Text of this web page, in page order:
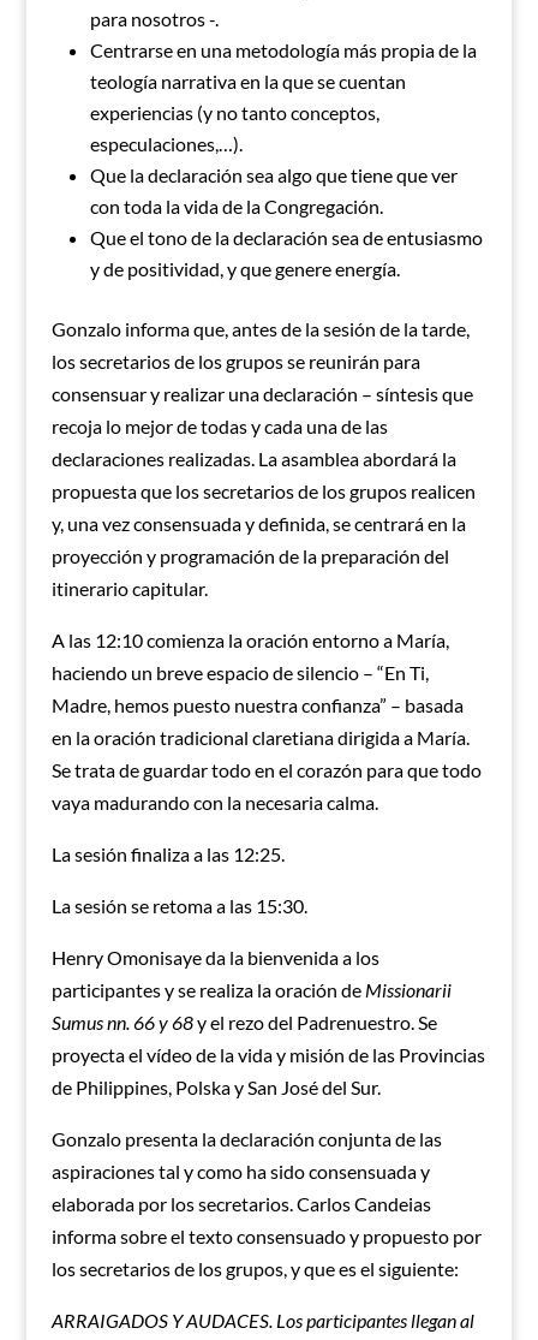
para nosotros -.
Centrarse en una metodología más propia de la
teología narrativa en la que se cuentan
experiencias (y no tanto conceptos,
especulaciones,…).
Que la declaración sea algo que tiene que ver
con toda la vida de la Congregación.
Que el tono de la declaración sea de entusiasmo
y de positividad, y que genere energía.
Gonzalo informa que, antes de la sesión de la tarde,
los secretarios de los grupos se reunirán para
consensuar y realizar una declaración – síntesis que
recoja lo mejor de todas y cada una de las
declaraciones realizadas. La asamblea abordará la
propuesta que los secretarios de los grupos realicen
y, una vez consensuada y definida, se centrará en la
proyección y programación de la preparación del
itinerario capitular.
A las 12:10 comienza la oración entorno a María,
haciendo un breve espacio de silencio – “En Ti,
Madre, hemos puesto nuestra confianza” – basada
en la oración tradicional claretiana dirigida a María.
Se trata de guardar todo en el corazón para que todo
vaya madurando con la necesaria calma.
La sesión finaliza a las 12:25.
La sesión se retoma a las 15:30.
Henry Omonisaye da la bienvenida a los
participantes y se realiza la oración de Missionarii
Sumus nn. 66 y 68y el rezo del Padrenuestro. Se
proyecta el vídeo de la vida y misión de las Provincias
de Philippines, Polska y San José del Sur.
Gonzalo presenta la declaración conjunta de las
aspiraciones tal y como ha sido consensuada y
elaborada por los secretarios. Carlos Candeias
informa sobre el texto consensuado y propuesto por
los secretarios de los grupos, y que es el siguiente:
ARRAIGADOS Y AUDACES. Los participantes llegan al